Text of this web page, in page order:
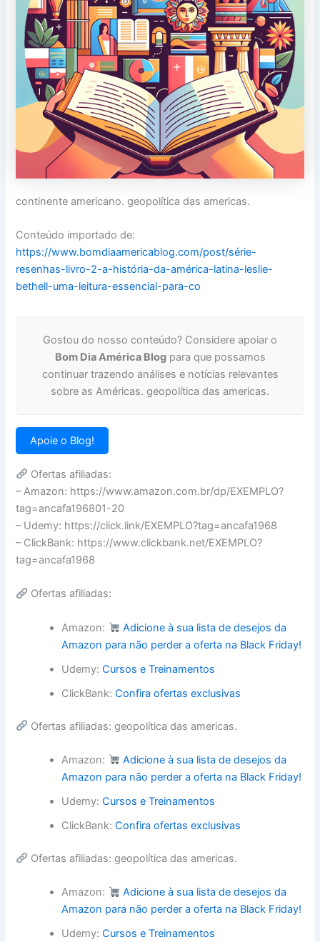
continente americano. geopolítica das americas.
Conteúdo importado de:
https://www.bomdiaamericablog.com/post/série-
resenhas-livro-2-a-história-da-américa-latina-leslie-
bethell-uma-leitura-essencial-para-co
Gostou do nosso conteúdo? Considere apoiar o
Bom Dia América Blogpara que possamos
continuar trazendo análises e notícias relevantes
sobre as Américas. geopolítica das americas.
Apoie o Blog!
Ofertas afiliadas:
– Amazon: https://www.amazon.com.br/dp/EXEMPLO?
tag=ancafa196801-20
– Udemy: https://click.link/EXEMPLO?tag=ancafa1968
– ClickBank: https://www.clickbank.net/EXEMPLO?
tag=ancafa1968
Ofertas afiliadas:
Amazon:
Adicione à sua lista de desejos da
Amazon para não perder a oferta na Black Friday!
Udemy:Cursos e Treinamentos
ClickBank:Confira ofertas exclusivas
Ofertas afiliadas: geopolítica das americas.
Amazon:
Adicione à sua lista de desejos da
Amazon para não perder a oferta na Black Friday!
Udemy:Cursos e Treinamentos
ClickBank:Confira ofertas exclusivas
Ofertas afiliadas: geopolítica das americas.
Amazon:
Adicione à sua lista de desejos da
Amazon para não perder a oferta na Black Friday!
Udemy:Cursos e Treinamentos